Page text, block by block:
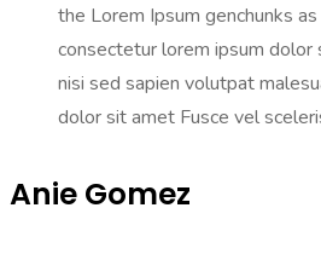
the Lorem Ipsum genchunks
consectetur lorem ipsum dolor
nisi sed sapien volutpat
dolor sit amet Fusce vel
Anie Gomez